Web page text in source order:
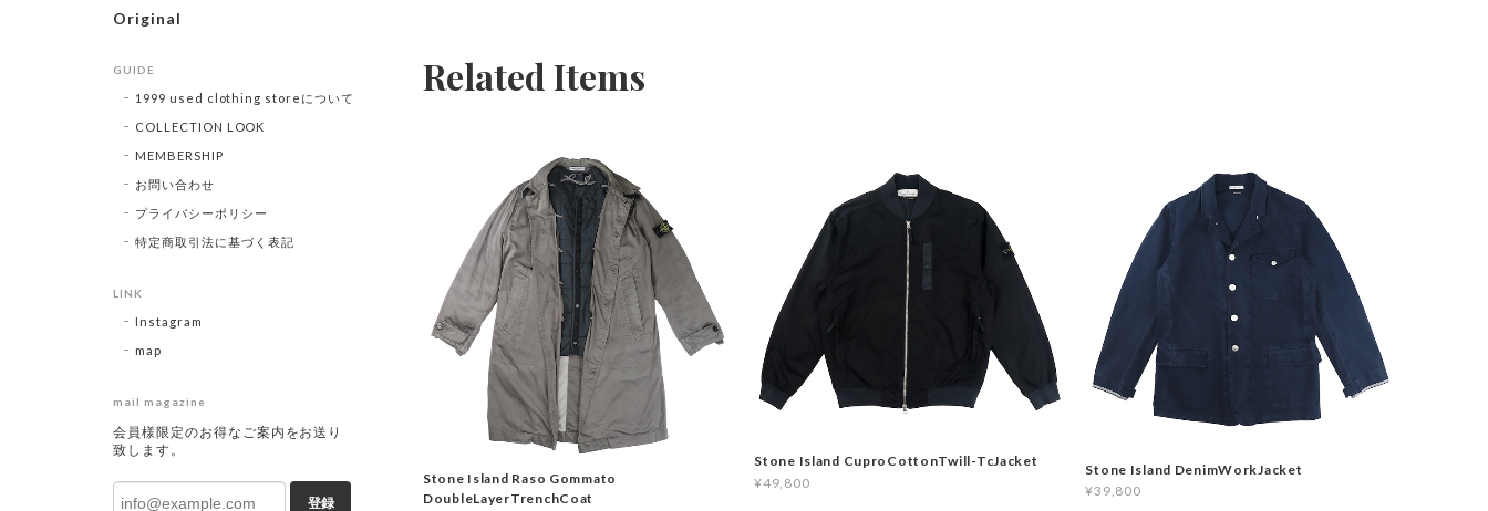
Related Items
Stone Island Raso Gommato
DoubleLayerTrenchCoat
Stone Island CuproCottonTwill-TcJacket
¥49,800
Stone Island DenimWorkJacket
¥39,800
Original
GUIDE
1999 used clothing storeについて
COLLECTION LOOK
MEMBERSHIP
お問い合わせ
プライバシーポリシー
特定商取引法に基づく表記
LINK
Instagram
map
mail magazine
会員様限定のお得なご案内をお送り
致します。
登録